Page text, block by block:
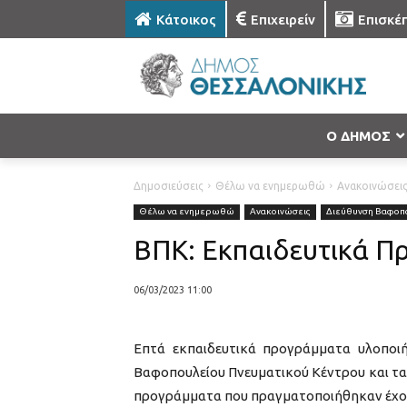
Κάτοικος Επιχειρείν
Ο ΔΗΜΟΣ
Δημοσιεύσεις Θέλω να ενημερωθώ Ανακοινώσεις
Θέλω να ενημερωθώ Ανακοινώσεις Διεύθυνση
ΒΠΚ: Εκπαιδευτικά
06/03/2023 11:00
Επτά εκπαιδευτικά προγράμματα
Βαφοπουλείου Πνευματικού Κέντρου και
προγράμματα που πραγματοποιήθηκαν